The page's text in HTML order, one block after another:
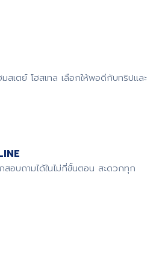
สเตย์ โฮสเทล เลือกให้พอดีกับทริปและ
อบถามได้ในไม่กี่ขั้นตอน สะดวกทุก